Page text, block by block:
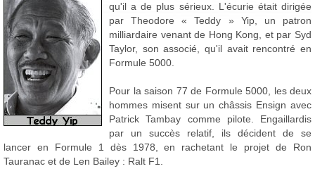
qu'il a de plus sérieux. L'écurie était dirigée
par Theodore « Teddy » Yip, un patron
milliardaire venant de Hong Kong, et par Syd
Taylor, son associé, qu'il avait rencontré en
Formule 5000.
Pour la saison 77 de Formule 5000, les deux
hommes misent sur un châssis Ensign avec
Patrick Tambay comme pilote. Engaillardis
par un succès relatif, ils décident de se
lancer en Formule 1 dès 1978, en rachetant le projet de Ron
Tauranac et de Len Bailey : Ralt F1.